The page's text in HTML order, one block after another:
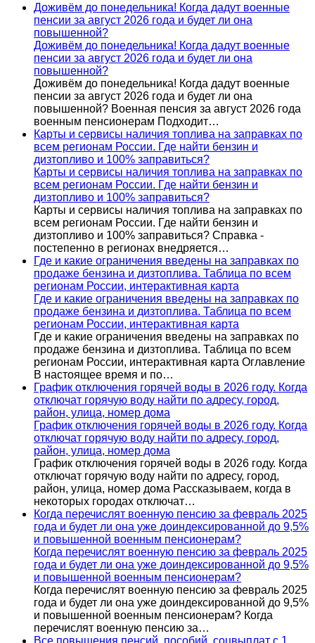
Доживём до понедельника! Когда дадут военные
пенсии за август 2026 года и будет ли она
повышенной?
Доживём до понедельника! Когда дадут военные
пенсии за август 2026 года и будет ли она
повышенной?
Доживём до понедельника! Когда дадут военные
пенсии за август 2026 года и будет ли она
повышенной? Военная пенсия за август 2026 года
военным пенсионерам Подходит…
Карты и сервисы наличия топлива на заправках по
всем регионам России. Где найти бензин и
дизтопливо и 100% заправиться?
Карты и сервисы наличия топлива на заправках по
всем регионам России. Где найти бензин и
дизтопливо и 100% заправиться?
Карты и сервисы наличия топлива на заправках по
всем регионам России. Где найти бензин и
дизтопливо и 100% заправиться? Справка -
постепенно в регионах внедряется…
Где и какие ограничения введены на заправках по
продаже бензина и дизтоплива. Таблица по всем
регионам России, интерактивная карта
Где и какие ограничения введены на заправках по
продаже бензина и дизтоплива. Таблица по всем
регионам России, интерактивная карта
Где и какие ограничения введены на заправках по
продаже бензина и дизтоплива. Таблица по всем
регионам России, интерактивная карта Оглавление
В настоящее время и по…
График отключения горячей воды в 2026 году. Когда
отключат горячую воду найти по адресу, город,
район, улица, номер дома
График отключения горячей воды в 2026 году. Когда
отключат горячую воду найти по адресу, город,
район, улица, номер дома
График отключения горячей воды в 2026 году. Когда
отключат горячую воду найти по адресу, город,
район, улица, номер дома Рассказываем, когда в
некоторых городах отключат…
Когда перечислят военную пенсию за февраль 2025
года и будет ли она уже доиндексированной до 9,5%
и повышенной военным пенсионерам?
Когда перечислят военную пенсию за февраль 2025
года и будет ли она уже доиндексированной до 9,5%
и повышенной военным пенсионерам?
Когда перечислят военную пенсию за февраль 2025
года и будет ли она уже доиндексированной до 9,5%
и повышенной военным пенсионерам? Когда
перечислят военную пенсию за…
Все повышения пенсий, пособий, соцвыплат с 1